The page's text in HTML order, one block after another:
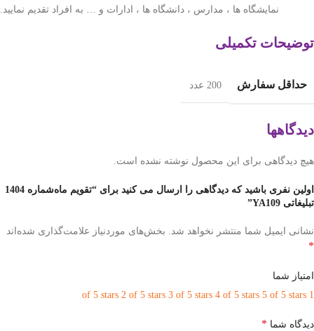
نمایشگاه ها ، مدارس ، دانشگاه ها ، ادارات و … به افراد تقدیم نمایید.
توضیحات تکمیلی
حداقل سفارش 200 عدد
دیدگاهها
هیچ دیدگاهی برای این محصول نوشته نشده است.
اولین نفری باشید که دیدگاهی را ارسال می کنید برای “تقویم ماه‌شماره 1404
تبلیغاتی YA109”
نشانی ایمیل شما منتشر نخواهد شد. بخش‌های موردنیاز علامت‌گذاری شده‌اند
*
امتیاز شما
1 of 5 stars
2 of 5 stars 3 of 5 stars 4 of 5 stars 5 of 5 stars
دیدگاه شما *